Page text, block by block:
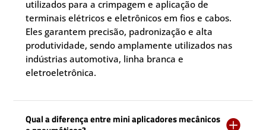
utilizados para a crimpagem e aplicação de
terminais elétricos e eletrônicos em fios e cabos.
Eles garantem precisão, padronização e alta
produtividade, sendo amplamente utilizados nas
indústrias automotiva, linha branca e
eletroeletrônica.
Qual a diferença entre mini aplicadores mecânicos 